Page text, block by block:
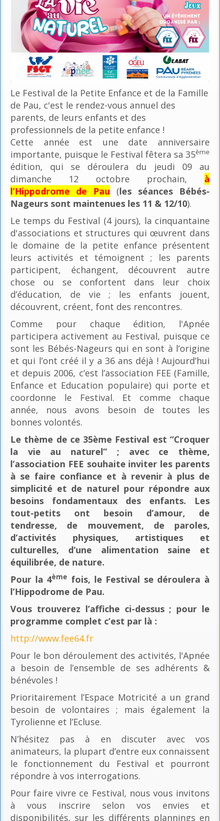
Le Festival de la Petite Enfance et de la Famille
de Pau, c'est le rendez-vous annuel des
parents, de leurs enfants et des
professionnels de la petite enfance !
Cette année est une date anniversaire
importante, puisque le Festival fêtera sa 35ème
édition, qui se déroulera du jeudi 09 au
dimanche 12 octobre prochain, à
l’Hippodrome de Pau (les séances Bébés-
Nageurs sont maintenues les 11 & 12/10).
Le temps du Festival (4 jours), la cinquantaine
d'associations et structures qui œuvrent dans
le domaine de la petite enfance présentent
leurs activités et témoignent ; les parents
participent, échangent, découvrent autre
chose ou se confortent dans leur choix
d’éducation, de vie ; les enfants jouent,
découvrent, créent, font des rencontres.
Comme pour chaque édition, l'Apnée
participera activement au Festival, puisque ce
sont les Bébés-Nageurs qui en sont à l’origine
et qui l’ont créé il y a 36 ans déjà ! Aujourd’hui
et depuis 2006, c’est l’association FEE (Famille,
Enfance et Education populaire) qui porte et
coordonne le Festival. Et comme chaque
année, nous avons besoin de toutes les
bonnes volontés.
Le thème de ce 35ème Festival est “Croquer
la vie au naturel” ; avec ce thème,
l’association FEE souhaite inviter les parents
à se faire confiance et à revenir à plus de
simplicité et de naturel pour répondre aux
besoins fondamentaux des enfants. Les
tout-petits ont besoin d’amour, de
tendresse, de mouvement, de paroles,
d’activités physiques, artistiques et
culturelles, d’une alimentation saine et
équilibrée, de nature.
Pour la 4ème fois, le Festival se déroulera à
l’Hippodrome de Pau.
Vous trouverez l’affiche ci-dessus ; pour le
programme complet c’est par là :
http://www.fee64.fr
Pour le bon déroulement des activités, l'Apnée
a besoin de l’ensemble de ses adhérents &
bénévoles !
Prioritairement l’Espace Motricité a un grand
besoin de volontaires ; mais également la
Tyrolienne et l’Ecluse.
N’hésitez pas à en discuter avec vos
animateurs, la plupart d’entre eux connaissent
le fonctionnement du Festival et pourront
répondre à vos interrogations.
Pour faire vivre ce Festival, nous vous invitons
à vous inscrire selon vos envies et
disponibilités, sur les différents plannings en